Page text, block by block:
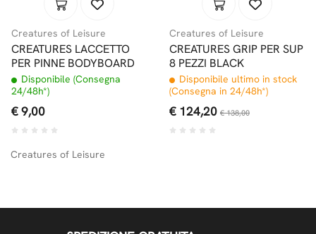
Creatures of Leisure
CREATURES LACCETTO
PER PINNE BODYBOARD
Disponibile (Consegna
24/48h*)
€ 9,00
Creatures of Leisure
CREATURES GRIP PER SUP
8 PEZZI BLACK
Disponibile ultimo in stock
(Consegna in 24/48h*)
€ 124,20 € 138,00
Creatures of Leisure